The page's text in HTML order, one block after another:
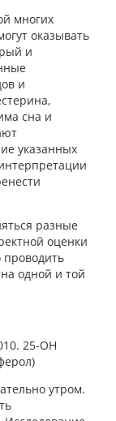
многих
оказывать
и
и
сна и
указанных
разные
оценки
проводить
одной и той
25-ОН
утром.